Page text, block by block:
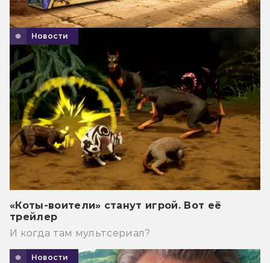
Новости
«Коты-воители» станут игрой. Вот её
трейлер
И когда там мультсериал?
Новости